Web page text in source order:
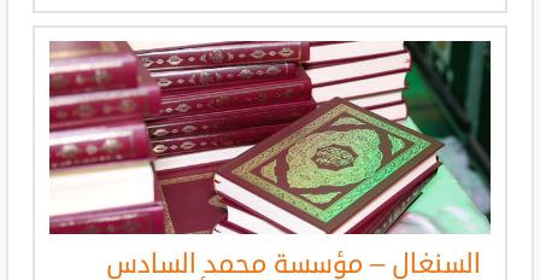
السنغال – مؤسسة محمد السادس